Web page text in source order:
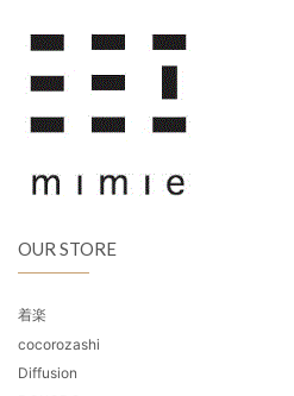
OUR STORE
着楽
cocorozashi
Diffusion